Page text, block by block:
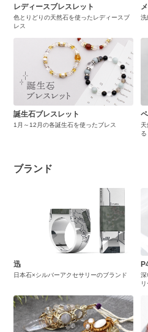
レディースブレスレット
色とりどりの天然石を使ったレディースブ
レス
洗
誕生石ブレスレット
1月～12月の各誕生石を使ったブレス
天
る
ブランド
迅
日本石×シルバーアクセサリーのブランド
深
リ